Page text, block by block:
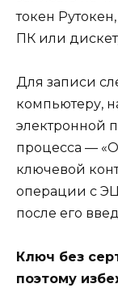
токен
ПК или
Для записи
компьютеру,
электронной
процесса —
ключевой
операции с
после его
Ключ без
поэтому